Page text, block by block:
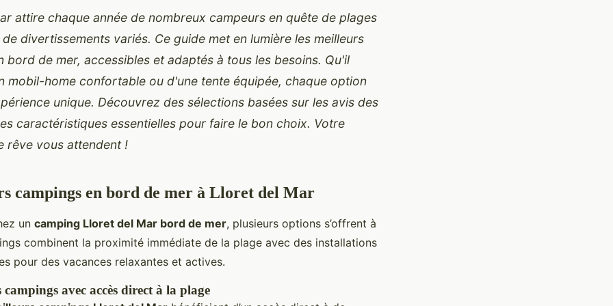
attire chaque année de nombreux campeurs en quête de plages
divertissements variés. Ce guide met en lumière les meilleurs
bord de mer, accessibles et adaptés à tous les besoins. Qu'il
mobil-home confortable ou d'une tente équipée, chaque option
unique. Découvrez des sélections basées sur les avis des
caractéristiques essentielles pour faire le bon choix. Votre
rêve vous attendent !
campings en bord de mer à Lloret del Mar
un camping Lloret del Mar bord de mer, plusieurs options s’offrent à
combinent la proximité immédiate de la plage avec des installations
pour des vacances relaxantes et actives.
avec accès direct à la plage